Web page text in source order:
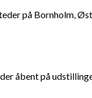
på Bornholm,
åbent på